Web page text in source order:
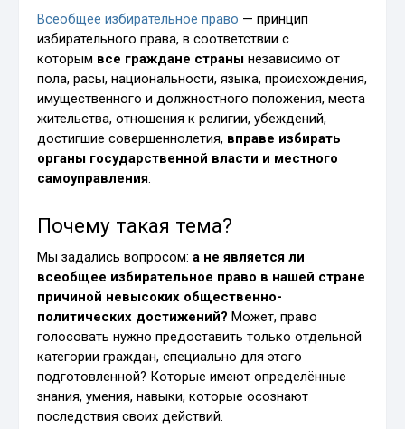
Всеобщее избирательное право — принцип
избирательного права, в соответствии с
которым все граждане страны независимо от
пола, расы, национальности, языка, происхождения,
имущественного и должностного положения, места
жительства, отношения к религии, убеждений,
достигшие совершеннолетия, вправе избирать
органы государственной власти и местного
самоуправления.
Почему такая тема?
Мы задались вопросом:а не является ли
всеобщее избирательное право в нашей стране
причиной невысоких общественно-
политических достижений? Может, право
голосовать нужно предоставить только отдельной
категории граждан, специально для этого
подготовленной? Которые имеют определённые
знания, умения, навыки, которые осознают
последствия своих действий.